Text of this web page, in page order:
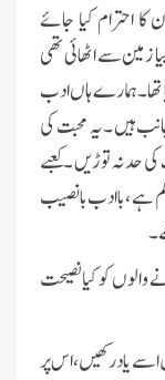
کا احترام کیا جائے
زمین سے اٹھائی تھی
تھا۔ہمارے ہاں ادب
ہیں ۔یہ محبت کی
حد نہ توڑیں ۔کعبے
ہے ،باادب بانصیب
کو کیانصیحت
یادرکھیں، اس پر